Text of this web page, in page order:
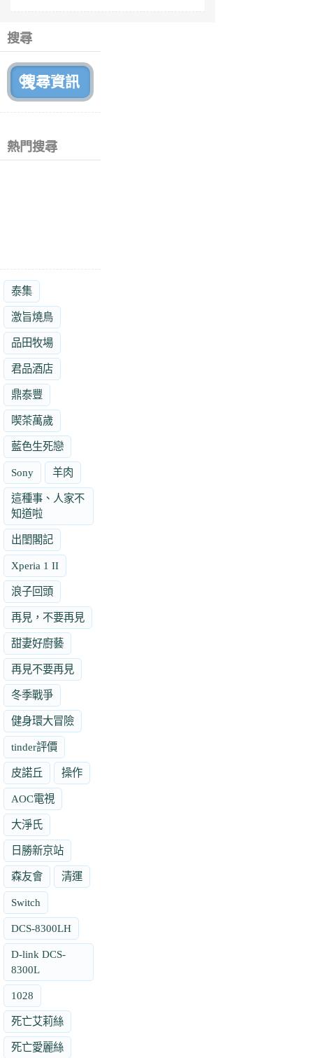
搜尋
熱門搜尋
泰集
激旨燒鳥
品田牧場
君品酒店
鼎泰豐
喫茶萬歲
藍色生死戀
Sony 羊肉
這種事、人家不
知道啦
出閨閣記
Xperia 1 II
浪子回頭
再見，不要再見
甜妻好廚藝
再見不要再見
冬季戰爭
健身環大冒險
tinder評價
皮諾丘 操作
AOC電視
大淨氏
日勝新京站
森友會 清運
Switch
DCS-8300LH
D-link DCS-
8300L
1028
死亡艾莉絲
死亡愛麗絲